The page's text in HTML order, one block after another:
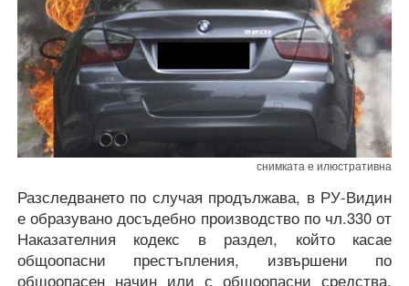
снимката е илюстративна
Разследването по случая продължава, в РУ-Видин
е образувано досъдебно производство по чл.330 от
Наказателния кодекс в раздел, който касае
общоопасни престъпления, извършени по
общоопасен начин или с общоопасни средства.